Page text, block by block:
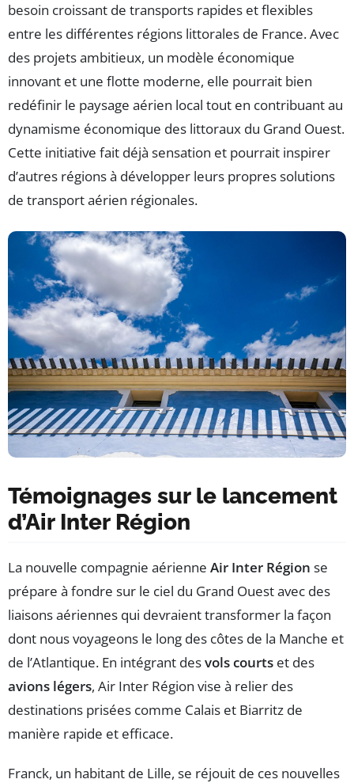
besoin croissant de transports rapides et flexibles
entre les différentes régions littorales de France. Avec
des projets ambitieux, un modèle économique
innovant et une flotte moderne, elle pourrait bien
redéfinir le paysage aérien local tout en contribuant au
dynamisme économique des littoraux du Grand Ouest.
Cette initiative fait déjà sensation et pourrait inspirer
d’autres régions à développer leurs propres solutions
de transport aérien régionales.
Témoignages sur le lancement
d’Air Inter Région
La nouvelle compagnie aérienne Air Inter Région se
prépare à fondre sur le ciel du Grand Ouest avec des
liaisons aériennes qui devraient transformer la façon
dont nous voyageons le long des côtes de la Manche et
de l’Atlantique. En intégrant desvols courts et des
avions légers, Air Inter Région vise à relier des
destinations prisées comme Calais et Biarritz de
manière rapide et efficace.
Franck, un habitant de Lille, se réjouit de ces nouvelles